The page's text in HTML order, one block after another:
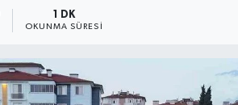
1 DK
OKUNMA SÜRESI